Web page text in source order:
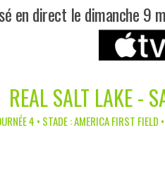
en direct le dimanche 9
REAL SALT LAKE -
4 • STADE : AMERICA FIRST FIELD